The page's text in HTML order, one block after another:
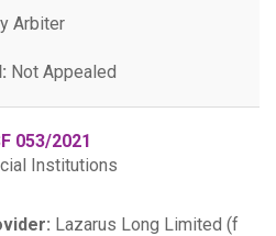
Arbiter
Not Appealed
053/2021
Institutions
Lazarus Long Limited (f